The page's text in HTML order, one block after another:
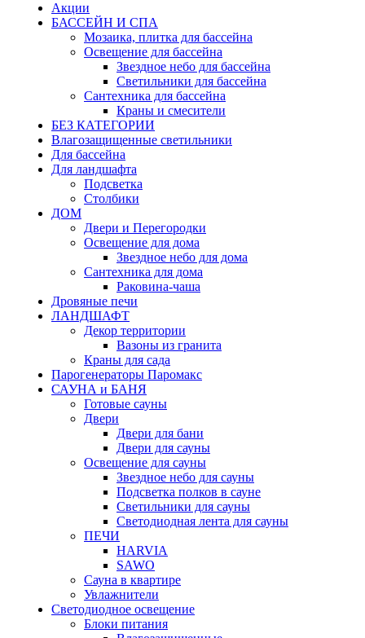
Акции
БАССЕЙН И СПА
Мозаика, плитка для бассейна
Освещение для бассейна
Звездное небо для бассейна
Светильники для бассейна
Сантехника для бассейна
Краны и смесители
БЕЗ КАТЕГОРИИ
Влагозащищенные светильники
Для бассейна
Для ландшафта
Подсветка
Столбики
ДОМ
Двери и Перегородки
Освещение для дома
Звездное небо для дома
Сантехника для дома
Раковина-чаша
Дровяные печи
ЛАНДШАФТ
Декор территории
Вазоны из гранита
Краны для сада
Парогенераторы Паромакс
САУНА и БАНЯ
Готовые сауны
Двери
Двери для бани
Двери для сауны
Освещение для сауны
Звездное небо для сауны
Подсветка полков в сауне
Светильники для сауны
Светодиодная лента для сауны
ПЕЧИ
HARVIA
SAWO
Сауна в квартире
Увлажнители
Светодиодное освещение
Блоки питания